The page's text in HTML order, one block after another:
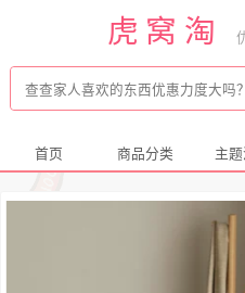
虎窝淘
首页 商品分类 主